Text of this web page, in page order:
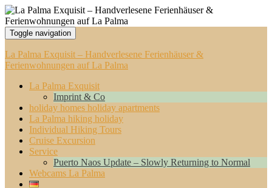
Toggle navigation
La Palma Exquisit – Handverlesene Ferienhäuser &
Ferienwohnungen auf La Palma
La Palma Exquisit
Imprint & Co
holiday homes holiday apartments
La Palma hiking holiday
Individual Hiking Tours
Cruise Excursion
Service
Puerto Naos Update – Slowly Returning to Normal
Webcams La Palma